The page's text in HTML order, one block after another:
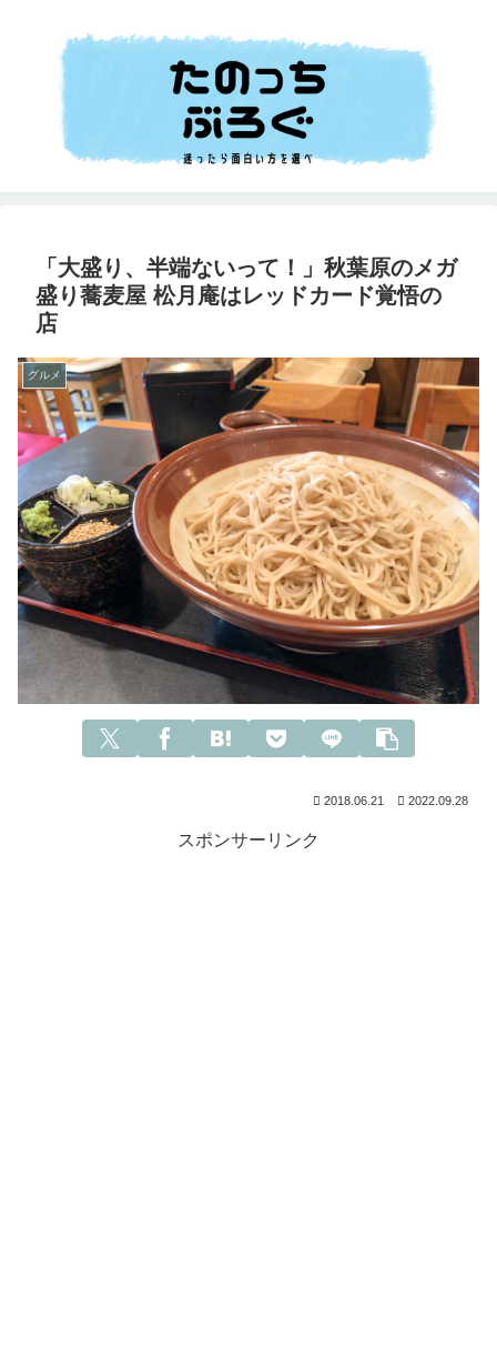
「大盛り、半端ないって！」秋葉原のメガ
盛り蕎麦屋 松月庵はレッドカード覚悟の
店
グルメ
2018.06.21 2022.09.28
スポンサーリンク